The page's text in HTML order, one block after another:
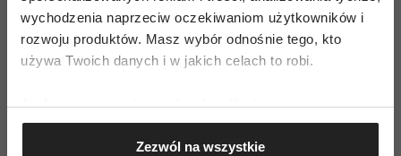
wychodzenia naprzeciw oczekiwaniom użytkowników i
rozwoju produktów. Masz wybór odnośnie tego, kto
używa Twoich danych i w jakich celach to robi.
Jeśli wyrazisz na to zgodę, chcielibyśmy również:
Gromadzić dane dotyczące Twojej lokalizacji
geograficznej z dokładnością nawet do kilku metrów
Zezwól na wszystkie
AUTOPROMOCJA